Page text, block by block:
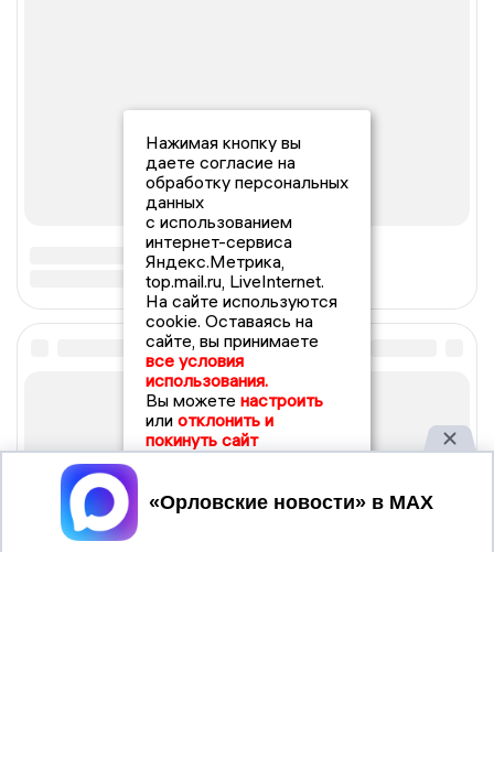
Нажимая кнопку вы
даете согласие на
обработку персональных
данных
с использованием
интернет-сервиса
Яндекс.Метрика,
top.mail.ru, LiveInternet.
На сайте используются
cookie. Оставаясь на
сайте, вы принимаете
все условия
использования.
Вы можете настроить
или отклонить и
покинуть сайт
Принять